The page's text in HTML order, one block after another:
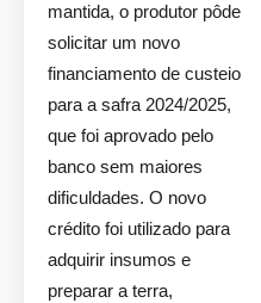
mantida, o produtor pôde
solicitar um novo
financiamento de custeio
para a safra 2024/2025,
que foi aprovado pelo
banco sem maiores
dificuldades. O novo
crédito foi utilizado para
adquirir insumos e
preparar a terra,